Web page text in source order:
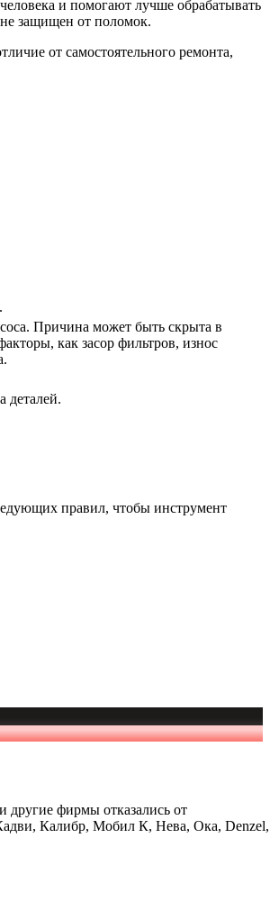
и помогают лучше обрабатывать
защищен от поломок.
от самостоятельного ремонта,
Причина может быть скрыта в
как засор фильтров, износ
деталей.
правил, чтобы инструмент
другие фирмы отказались от
Калибр, Мобил К, Нева, Ока, Denzel,